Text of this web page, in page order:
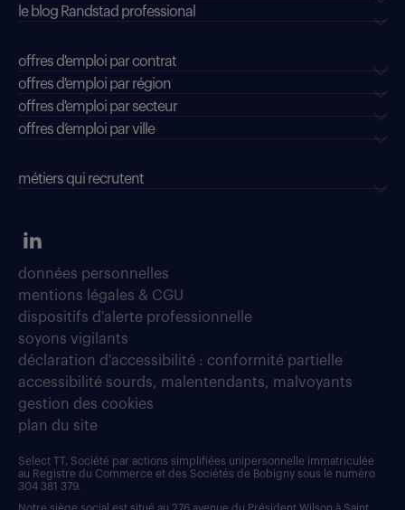
le blog Randstad professional
offres d'emploi par contrat
offres d'emploi par région
offres d'emploi par secteur
offres d’emploi par ville
métiers qui recrutent
données personnelles
mentions légales & CGU
dispositifs d'alerte professionnelle
soyons vigilants
déclaration d'accessibilité : conformité partielle
accessibilité sourds, malentendants, malvoyants
gestion des cookies
plan du site
Select TT, Société par actions simplifiées unipersonnelle immatriculée
au Registre du Commerce et des Sociétés de Bobigny sous le numéro
304 381 379.